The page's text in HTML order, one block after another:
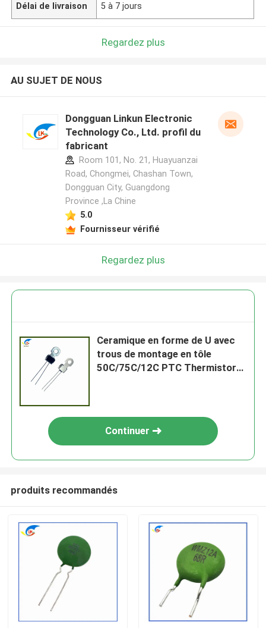
Délai de livraison 5 à 7 jours
Regardez plus
AU SUJET DE NOUS
Dongguan Linkun Electronic
Technology Co., Ltd. profil du
fabricant
Room 101, No. 21, Huayuanzai
Road, Chongmei, Chashan Town,
Dongguan City, Guangdong
Province ,La Chine
5.0
Fournisseur vérifié
Regardez plus
Ceramique en forme de U avec
trous de montage en tôle
50C/75C/12C PTC Thermistor
Continuer
produits recommandés